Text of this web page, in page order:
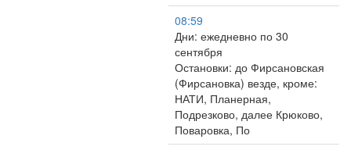
08:59
Дни: ежедневно по 30
сентября
Остановки: до Фирсановская
(Фирсановка) везде, кроме:
НАТИ, Планерная,
Подрезково, далее Крюково,
Поваровка, По